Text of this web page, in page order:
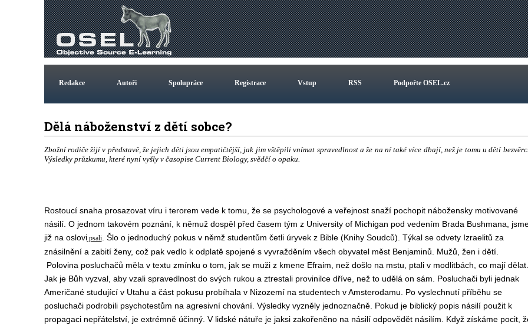
Redakce Autoři Spolupráce Registrace Vstup RSS Podpořte OSEL.cz
Dělá náboženství z dětí sobce?
Zbožní rodiče žijí v představě, že jejich děti jsou empatičtější, jak jim vštěpili vnímat spravedlnost a že na ní také více dbají, než je tomu u dětí
Výsledky průzkumu, které nyní vyšly v časopise Current Biology, svědčí o opaku.
Rostoucí snaha prosazovat víru i terorem vede k tomu, že se psychologové a veřejnost snaží pochopit nábožensky motivované
násilí. O jednom takovém poznání, k němuž dospěl před časem tým z University of Michigan pod vedením Brada Bushmana,
již na oslovipsali. Šlo o jednoduchý pokus v němž studentům četli úryvek z Bible (Knihy Soudců). Týkal se odvety Izraelitů za
znásilnění a zabití ženy, což pak vedlo k odplatě spojené s vyvražděním všech obyvatel měst Benjaminů. Mužů, žen i dětí.
Polovina posluchačů měla v textu zmínku o tom, jak se muži z kmene Efraim, než došlo na mstu, ptali v modlitbách, co mají dělat.
Jak je Bůh vyzval, aby vzali spravedlnost do svých rukou a ztrestali provinilce dříve, než to udělá on sám. Posluchači byli jednak
Američané studující v Utahu a část pokusu probíhala v Nizozemí na studentech v Amsterodamu. Po vyslechnutí příběhu se
posluchači podrobili psychotestům na agresivní chování. Výsledky vyzněly jednoznačně. Pokud je biblický popis násilí použit k
propagaci nepřátelství, je extrémně účinný. V lidské nátuře je jaksi zakořeněno na násilí odpovědět násilím. Když získáme pocit,